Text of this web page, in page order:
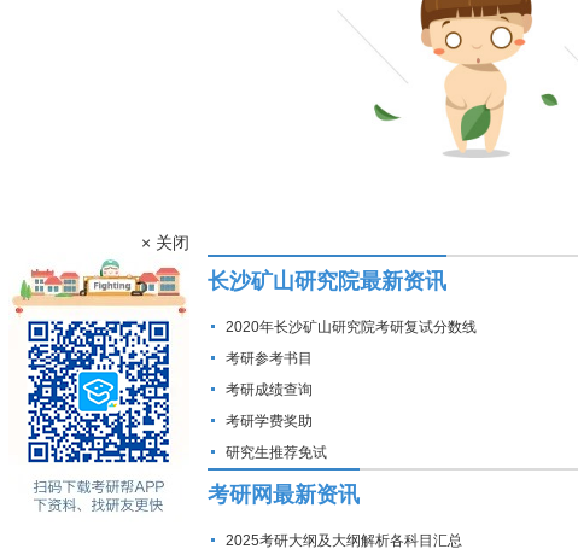
长沙矿山研究院最新资讯
2020年长沙矿山研究院考研复试分数线
考研参考书目
考研成绩查询
考研学费奖助
研究生推荐免试
考研网最新资讯
2025考研大纲及大纲解析各科目汇总
× 关闭